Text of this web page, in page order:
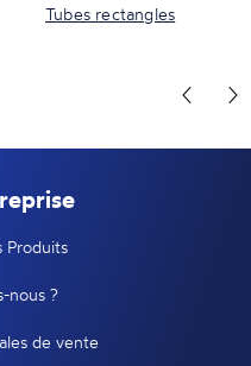
Tubes rectangles
Produits
nous ?
de vente